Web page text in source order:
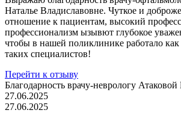
Наталье Владиславовне. Чуткое и
отношение к пациентам, высокий
профессионализм ызывют глубокое
чтобы в нашей поликлинике работало
таких специалистов!
Перейти к отзыву
Благодарность врачу-неврологу Атаковой
27.06.2025
27.06.2025